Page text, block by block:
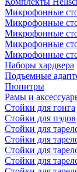
Микрофонные
Микрофонные
Микрофонные
Микрофонные
Микрофонные
Наборы хардвера
Подъемные
Пюпитры
Рамы и
Стойки для гонга
Стойки для пэдов
Стойки для
Стойки для
Стойки для
Стойки для